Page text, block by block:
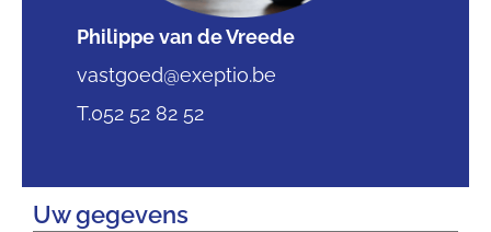
Philippe van de Vreede
vastgoed@exeptio.be
T.052 52 82 52
Uw gegevens